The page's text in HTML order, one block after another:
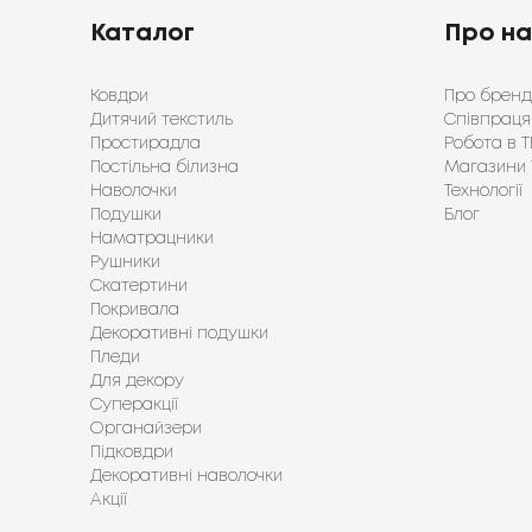
Каталог
Ковдри
Дитячий текстиль
Простирадла
Постільна білизна
Наволочки
Подушки
Наматрацники
Рушники
Скатертини
Покривала
Декоративні подушки
Пледи
Для декору
Суперакції
Органайзери
Підковдри
Декоративні наволочки
Акції
Про
Про бренд
Робота в
Магазини
Технології
Блог